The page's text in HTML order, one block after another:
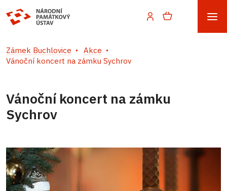
Zámek Buchlovice
Akce
Vánoční koncert na zámku Sychrov
Vánoční koncert na zámku
Sychrov